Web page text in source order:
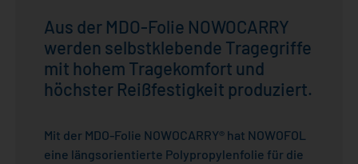
NOWOTAPE
NOWOFLON PVDF
NOWOPAQUE
NOWOFILM HD
ALLE PRODUKTE
Aus der MDO-Folie NOWOCARRY
werden selbstklebende Tragegriffe
mit hohem Tragekomfort und
höchster Reißfestigkeit produziert.
Mit der MDO-Folie NOWOCARRY® hat NOWOFOL
eine längsorientierte Polypropylenfolie für die